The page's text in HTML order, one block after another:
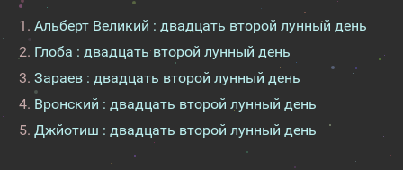
Альберт Великий : двадцать второй лунный день
Глоба : двадцать второй лунный день
Зараев : двадцать второй лунный день
Вронский : двадцать второй лунный день
Джйотиш : двадцать второй лунный день